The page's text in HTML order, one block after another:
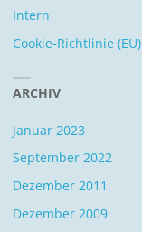
Intern
Cookie-Richtlinie (EU)
ARCHIV
Januar 2023
September 2022
Dezember 2011
Dezember 2009